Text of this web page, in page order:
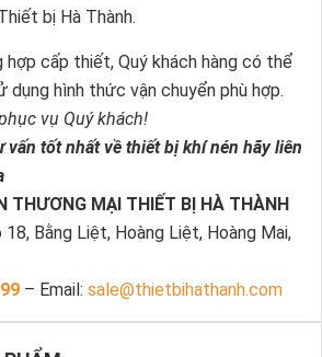
bị Hà Thành.
hợp cấp thiết, Quý khách hàng có thể
dụng hình thức vận chuyển phù hợp.
vụ Quý khách!
tốt nhất về thiết bị khí nén hãy liên
THƯƠNG MẠI THIẾT BỊ HÀ THÀNH
Bằng Liệt, Hoàng Liệt, Hoàng Mai,
– Email: sale@thietbihathanh.com